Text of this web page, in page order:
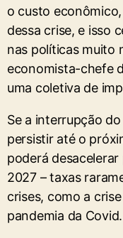
o custo
dessa crise, e isso
nas políticas muito
‌economista-chefe
uma coletiva de
Se a interrupção
persistir até ⁠o
poderá desacelerar
2027 – taxas
crises, como a
pandemia da Covid.